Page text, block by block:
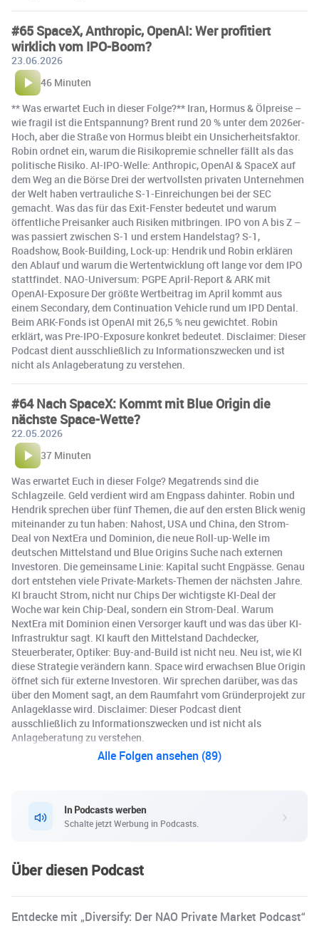
#65 SpaceX, Anthropic, OpenAI: Wer profitiert
wirklich vom IPO-Boom?
23.06.2026
46 Minuten
** Was erwartet Euch in dieser Folge?** Iran, Hormus & Ölpreise –
wie fragil ist die Entspannung? Brent rund 20 % unter dem 2026er-
Hoch, aber die Straße von Hormus bleibt ein Unsicherheitsfaktor.
Robin ordnet ein, warum die Risikopremie schneller fällt als das
politische Risiko. AI-IPO-Welle: Anthropic, OpenAI & SpaceX auf
dem Weg an die Börse Drei der wertvollsten privaten Unternehmen
der Welt haben vertrauliche S-1-Einreichungen bei der SEC
gemacht. Was das für das Exit-Fenster bedeutet und warum
öffentliche Preisanker auch Risiken mitbringen. IPO von A bis Z –
was passiert zwischen S-1 und erstem Handelstag? S-1,
Roadshow, Book-Building, Lock-up: Hendrik und Robin erklären
den Ablauf und warum die Wertentwicklung oft lange vor dem IPO
stattfindet. NAO-Universum: PGPE April-Report & ARK mit
OpenAI-Exposure Der größte Wertbeitrag im April kommt aus
einem Secondary, dem Continuation Vehicle rund um IPD Dental.
Beim ARK-Fonds ist OpenAI mit 26,5 % neu gewichtet. Robin
erklärt, was Pre-IPO-Exposure konkret bedeutet. Disclaimer: Dieser
Podcast dient ausschließlich zu Informationszwecken und ist
nicht als Anlageberatung zu verstehen.
#64 Nach SpaceX: Kommt mit Blue Origin die
nächste Space-Wette?
22.05.2026
37 Minuten
Was erwartet Euch in dieser Folge? Megatrends sind die
Schlagzeile. Geld verdient wird am Engpass dahinter. Robin und
Hendrik sprechen über fünf Themen, die auf den ersten Blick wenig
miteinander zu tun haben: Nahost, USA und China, den Strom-
Deal von NextEra und Dominion, die neue Roll-up-Welle im
deutschen Mittelstand und Blue Origins Suche nach externen
Investoren. Die gemeinsame Linie: Kapital sucht Engpässe. Genau
dort entstehen viele Private-Markets-Themen der nächsten Jahre.
KI braucht Strom, nicht nur Chips Der wichtigste KI-Deal der
Woche war kein Chip-Deal, sondern ein Strom-Deal. Warum
NextEra mit Dominion einen Versorger kauft und was das über KI-
Infrastruktur sagt. KI kauft den Mittelstand Dachdecker,
Steuerberater, Optiker: Buy-and-Build ist nicht neu. Neu ist, wie KI
diese Strategie verändern kann. Space wird erwachsen Blue Origin
öffnet sich für externe Investoren. Wir sprechen darüber, was das
über den Moment sagt, an dem Raumfahrt vom Gründerprojekt zur
Anlageklasse wird. Disclaimer: Dieser Podcast dient
ausschließlich zu Informationszwecken und ist nicht als
Anlageberatung zu verstehen.
Alle Folgen ansehen (89)
In Podcasts werben
Schalte jetzt Werbung in Podcasts.
Über diesen Podcast
Entdecke mit „Diversify: Der NAO Private Market Podcast“